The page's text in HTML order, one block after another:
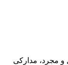
و مجرد، مدارکی